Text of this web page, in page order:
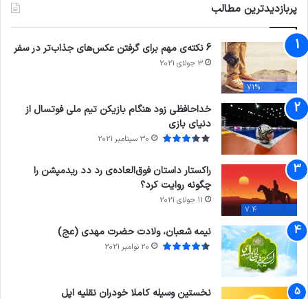
پربازدیدترین مطالب
71%
6 نکته‌ی مهم برای گرفتن عکس‌های جذاب‌تر در سفر
3 جولای 2021
خداحافظی زود هنگام بازیکن تیم ملی فوتسال از
دنیای بازی
30 سپتامبر 2021
7.4
راکستار داستان فوق‌العاده‌ی رد دد ریدمپشن را
چگونه روایت کرد؟
11 جولای 2021
نیمه شعبان، ولادت حضرت مهدی (عج)
20 نوامبر 2021
نخستین وسیله کاملا خودران نقلیه اپل